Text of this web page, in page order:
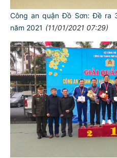
Công an quận Đồ Sơn: Đề ra
năm 2021 (11/01/2021 07:29)